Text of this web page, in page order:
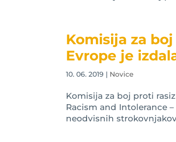
Komisija za
Evrope je
10. 06. 2019 | Novice
Komisija za boj proti
Racism and Intolerance
neodvisnih